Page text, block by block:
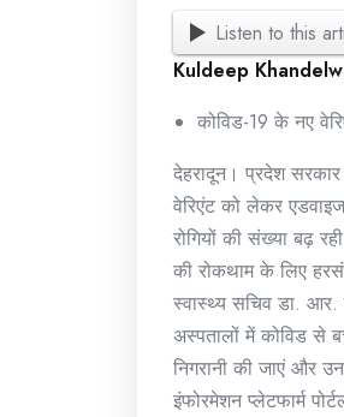
Listen to this
Kuldeep
कोविड-19 के नए
देहरादून। प्रदेश
वेरिएंट को लेकर
रोगियों की संख्या बढ़
की रोकथाम के लिए
स्वास्थ्य सचिव डा. आर.
अस्पतालों में कोविड से
निगरानी की जाएं और
इंफोरमेशन प्लेटफार्म